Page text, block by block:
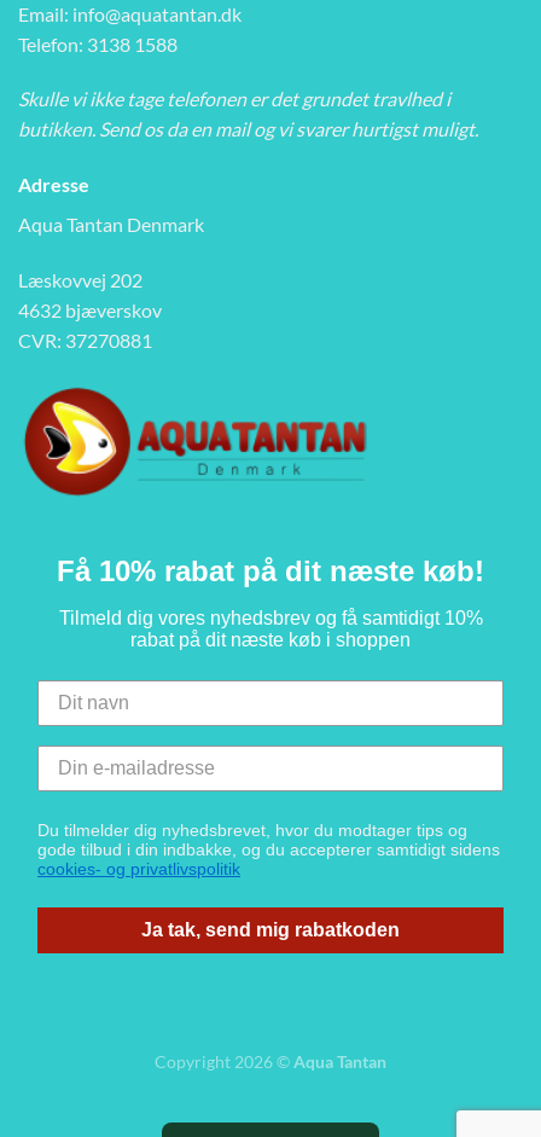
Email: info@aquatantan.dk
Telefon: 3138 1588
Skulle vi ikke tage telefonen er det grundet travlhed i
butikken. Send os da en mail og vi svarer hurtigst muligt.
Adresse
Aqua Tantan Denmark
Læskovvej 202
4632 bjæverskov
CVR: 37270881
Få 10% rabat på dit næste køb!
Tilmeld dig vores nyhedsbrev og få samtidigt 10%
rabat på dit næste køb i shoppen
Du tilmelder dig nyhedsbrevet, hvor du modtager tips og
gode tilbud i din indbakke, og du accepterer samtidigt sidens
cookies- og privatlivspolitik
Ja tak, send mig rabatkoden
Copyright 2026 ©Aqua Tantan